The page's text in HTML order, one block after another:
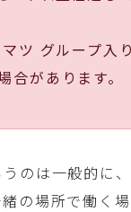
ツ グループ入
合があります。
のは一般的に
の場所で働く